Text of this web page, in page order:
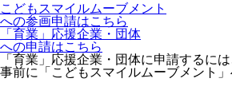
こどもスマイルムーブメント
への参画申請はこちら
「育業」応援企業・団体
への申請はこちら
「育業」応援企業・団体に申請するには
事前に「こどもスマイルムーブメント」